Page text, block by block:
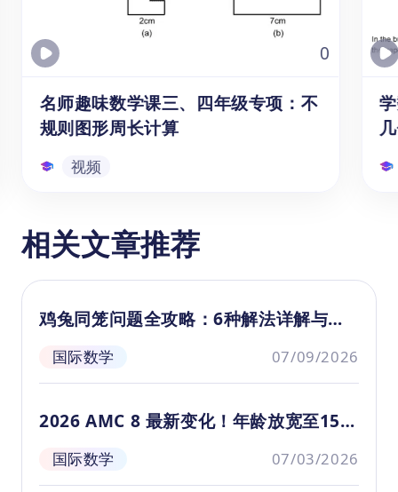
的外观发生了变化，但其面积始终保持不变。
（1）三角形面积计算公式复习
（2）理解两条平行线间的同底三角形为什么
会有相同的面积
（3）运用等积变形解决应用题中关于不规则
阴影部分面积的计算
（4）知识点总结与题型归纳
0
名师趣味数学课三、四年级专项：不
规则图形周长计算
视频
名师趣味数学课三、四年级专项：
不规则图形周长计算
本视频课程是针对8-9岁的3、4年级学生
解短视频。旨在帮助这一年龄段的学生
利用碎片化的时间学习不规则图形的周
长计算方法。本课程为“名师趣味数学
课”系列视频课的中年级第一节。
视频
相关文章推荐
鸡兔同笼问题全攻略：6种解法详解与思
国际数学 07/09/2026
2026 AMC 8 最新变化！年龄放宽至15.5
岁！
国际数学 07/03/2026